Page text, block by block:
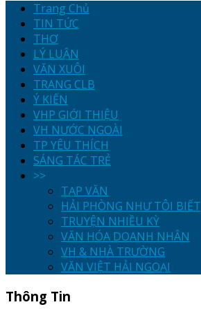
Trang Chủ
TIN TỨC
THƠ
LÝ LUẬN
VĂN XUÔI
TRANG CLB
Ý KIẾN
VHP GIỚI THIỆU
VH NƯỚC NGOÀI
TP YÊU THÍCH
SÁNG TÁC TRẺ
>>
TẠP VĂN
HẢI PHÒNG NHƯ TÔI BIẾT
TRUYỆN NHIỀU KỲ
VĂN HÓA DOANH NHÂN
VH & NHÀ TRƯỜNG
VĂN VIỆT HẢI NGOẠI
Thông Tin